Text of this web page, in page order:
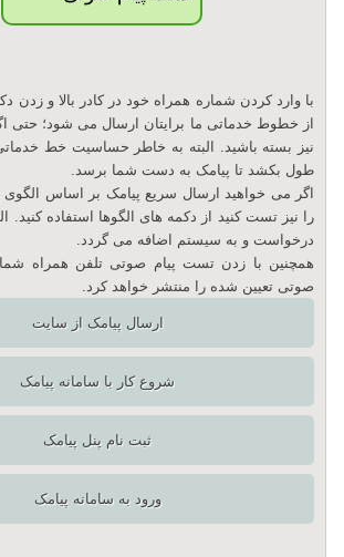
با وارد کردن شماره همراه خود در کادر بالا و زدن
از خطوط خدماتی ما برایتان ارسال می شود؛ حتی اگر
نیز بسته باشید. البته به خاطر حساسیت خط
طول بکشد تا پیامک به دست شما برسد.
اگر می خواهید ارسال سریع پیامک بر اساس
را نیز تست کنید از دکمه های الگوها استفاده کنید.
درخواست و به سیستم اضافه می گردد.
همچنین با زدن تست پیام صوتی تلفن همراه
صوتی تعیین شده را منتشر خواهد کرد.
ارسال پیامک از سایت
شروع کار با سامانه پیامک
ثبت نام پنل پیامک
ورود به سامانه پیامک